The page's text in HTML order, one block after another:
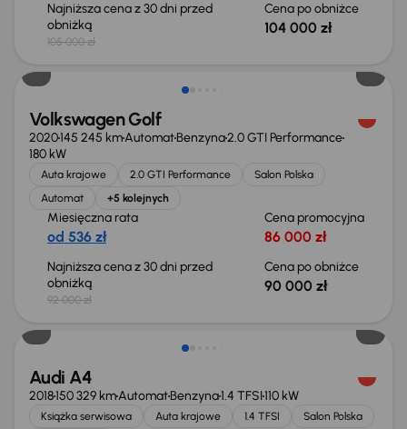
Najniższa cena z 30 dni przed
obniżką
105 000 zł
Cena po obniżce
104 000 zł
Taniej o 2 000 zł
Volkswagen Golf
2020145 245 kmAutomatBenzyna2.0 GTI Performance
180 kW
Auta krajowe 2.0 GTI Performance
Salon Polska
Automat
+5 kolejnych
Miesięczna rata
od 536 zł
Cena promocyjna
86 000 zł
Najniższa cena z 30 dni przed
obniżką
92 000 zł
Cena po obniżce
90 000 zł
Taniej o 1 000 zł
Audi A4
2018150 329 kmAutomatBenzyna1.4 TFSI110 kW
Książka serwisowa Auta krajowe 1.4 TFSI
Salon Polska